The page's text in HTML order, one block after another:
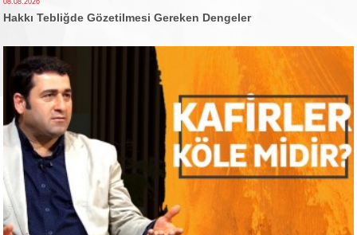
08.08.2026
Hakkı Tebliğde Gözetilmesi Gereken Dengeler